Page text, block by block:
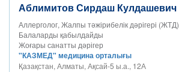
Аблимитов Сирдаш Кулдашевич
Аллерголог, Жалпы тәжірибелік дәрігері (ЖТД)
Балаларды қабылдайды
Жоғары санатты дәрігер
"КАЗМЕД" медицина орталығы
Қазақстан, Алматы, Ақсай-5 ы.а., 12А